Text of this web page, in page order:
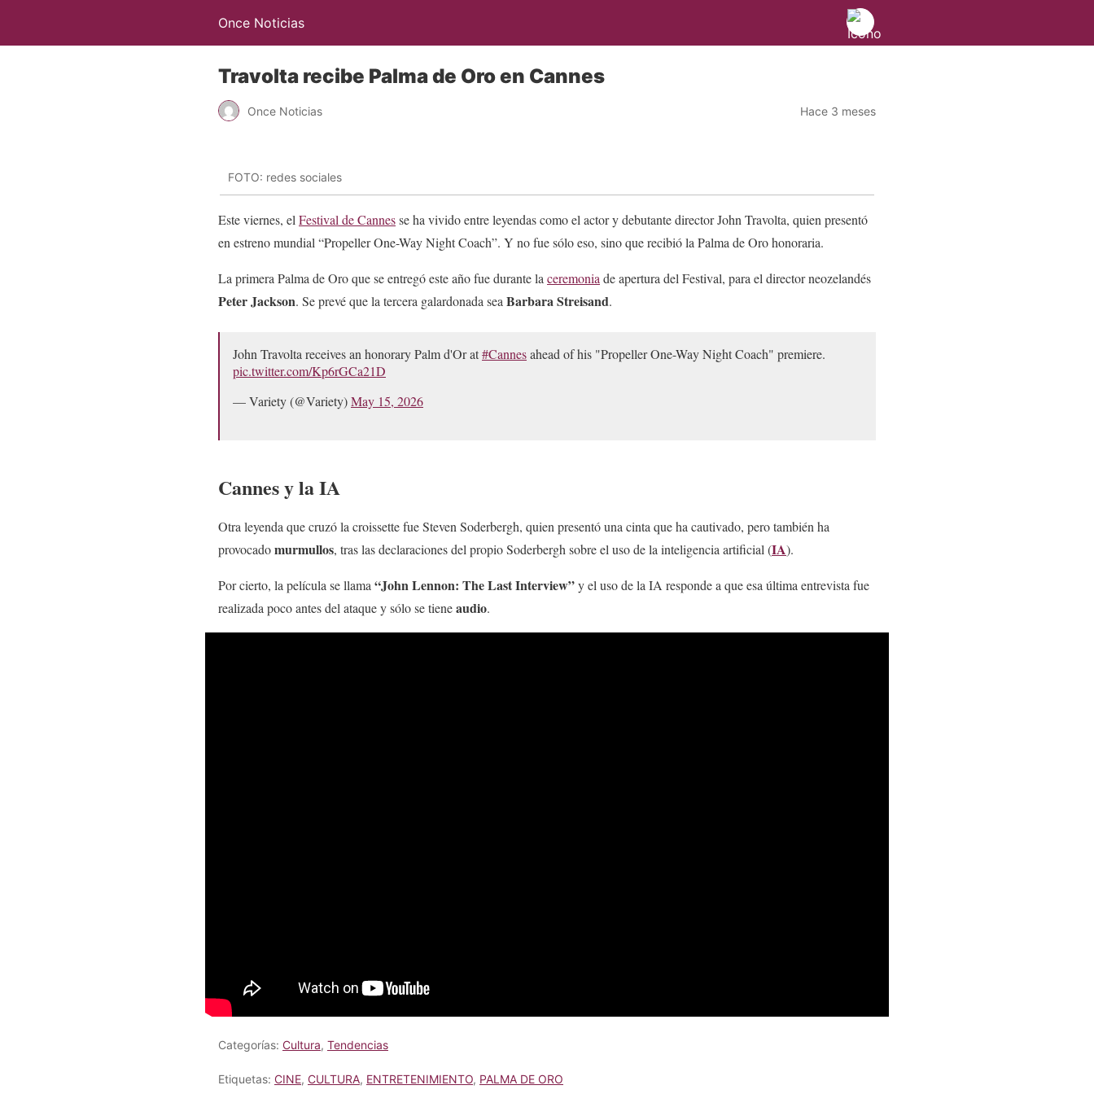
Once Noticias
Travolta recibe Palma de Oro en Cannes
Once Noticias Hace 3 meses
FOTO: redes sociales
Este viernes, el Festival de Cannesse ha vivido entre leyendas como el actor y debutante director John Travolta, quien presentó
en estreno mundial “Propeller One-Way Night Coach”. Y no fue sólo eso, sino que recibió la Palma de Oro honoraria.
La primera Palma de Oro que se entregó este año fue durante la ceremonia de apertura del Festival, para el director neozelandés
Peter Jackson. Se prevé que la tercera galardonada sea Barbara Streisand.
John Travolta receives an honorary Palm d'Or at#Cannesahead of his "Propeller One-Way Night Coach" premiere.
pic.twitter.com/Kp6rGCa21D
— Variety (@Variety)May 15, 2026
Cannes y la IA
Otra leyenda que cruzó la croissette fue Steven Soderbergh, quien presentó una cinta que ha cautivado, pero también ha
provocadomurmullos, tras las declaraciones del propio Soderbergh sobre el uso de la inteligencia artificial (IA).
Por cierto, la película se llama “John Lennon: The Last Interview”y el uso de la IA responde a que esa última entrevista fue
realizada poco antes del ataque y sólo se tieneaudio.
Categorías: Cultura, Tendencias
Etiquetas: CINE, CULTURA, ENTRETENIMIENTO, PALMA DE ORO